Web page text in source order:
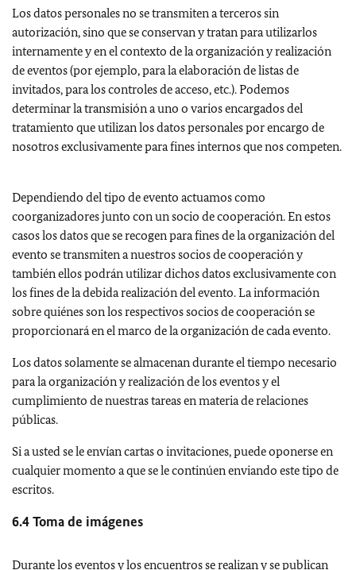
Los datos personales no se transmiten a terceros sin
autorización, sino que se conservan y tratan para utilizarlos
internamente y en el contexto de la organización y realización
de eventos (por ejemplo, para la elaboración de listas de
invitados, para los controles de acceso, etc.). Podemos
determinar la transmisión a uno o varios encargados del
tratamiento que utilizan los datos personales por encargo de
nosotros exclusivamente para fines internos que nos competen.
Dependiendo del tipo de evento actuamos como
coorganizadores junto con un socio de cooperación. En estos
casos los datos que se recogen para fines de la organización del
evento se transmiten a nuestros socios de cooperación y
también ellos podrán utilizar dichos datos exclusivamente con
los fines de la debida realización del evento. La información
sobre quiénes son los respectivos socios de cooperación se
proporcionará en el marco de la organización de cada evento.
Los datos solamente se almacenan durante el tiempo necesario
para la organización y realización de los eventos y el
cumplimiento de nuestras tareas en materia de relaciones
públicas.
Si a usted se le envían cartas o invitaciones, puede oponerse en
cualquier momento a que se le continúen enviando este tipo de
escritos.
6.4 Toma de imágenes
Durante los eventos y los encuentros se realizan y se publican